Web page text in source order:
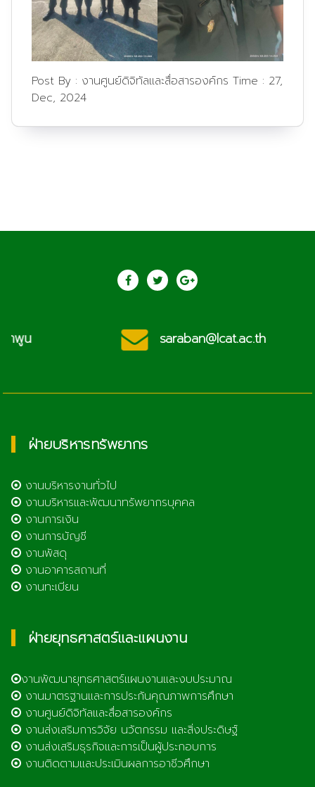
Post By : งานศูนย์ดิจิทัลและสื่อสารองค์กร Time : 27,
Dec, 2024
saraban@lcat.ac.th
ฝ่ายบริหารทรัพยากร
งานบริหารงานทั่วไป
งานบริหารและพัฒนาทรัพยากรบุคคล
งานการเงิน
งานการบัญชี
งานพัสดุ
งานอาคารสถานที่
งานทะเบียน
ฝ่ายยุทธศาสตร์และแผนงาน
งานพัฒนายุทธศาสตร์แผนงานและงบประมาณ
งานมาตรฐานและการประกันคุณภาพการศึกษา
งานศูนย์ดิจิทัลและสื่อสารองค์กร
งานส่งเสริมการวิจัย นวัตกรรม และสิ่งประดิษฐ์
งานส่งเสริมธุรกิจและการเป็นผู้ประกอบการ
งานติดตามและประเมินผลการอาชีวศึกษา